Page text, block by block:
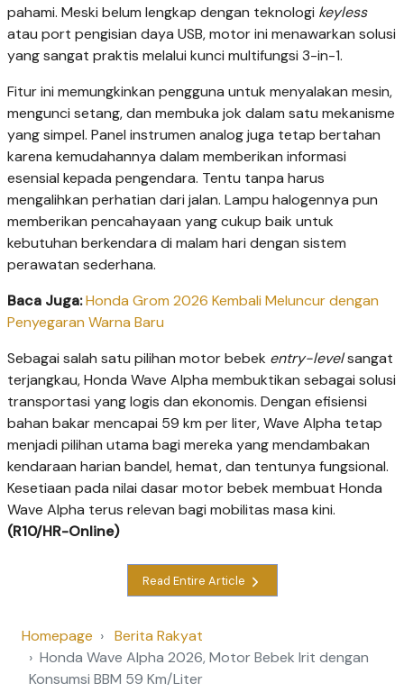
pahami. Meski belum lengkap dengan teknologi keyless
atau port pengisian daya USB, motor ini menawarkan solusi
yang sangat praktis melalui kunci multifungsi 3-in-1.
Fitur ini memungkinkan pengguna untuk menyalakan mesin,
mengunci setang, dan membuka jok dalam satu mekanisme
yang simpel. Panel instrumen analog juga tetap bertahan
karena kemudahannya dalam memberikan informasi
esensial kepada pengendara. Tentu tanpa harus
mengalihkan perhatian dari jalan. Lampu halogennya pun
memberikan pencahayaan yang cukup baik untuk
kebutuhan berkendara di malam hari dengan sistem
perawatan sederhana.
Baca Juga:Honda Grom 2026 Kembali Meluncur dengan
Penyegaran Warna Baru
Sebagai salah satu pilihan motor bebek entry-levelsangat
terjangkau, Honda Wave Alpha membuktikan sebagai solusi
transportasi yang logis dan ekonomis. Dengan efisiensi
bahan bakar mencapai 59 km per liter, Wave Alpha tetap
menjadi pilihan utama bagi mereka yang mendambakan
kendaraan harian bandel, hemat, dan tentunya fungsional.
Kesetiaan pada nilai dasar motor bebek membuat Honda
Wave Alpha terus relevan bagi mobilitas masa kini.
(R10/HR-Online)
Read Entire Article
Homepage
Berita Rakyat
Honda Wave Alpha 2026, Motor Bebek Irit dengan
Konsumsi BBM 59 Km/Liter